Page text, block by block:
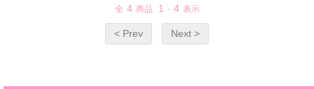
全 4 商品 1 - 4 表示
< Prev Next >